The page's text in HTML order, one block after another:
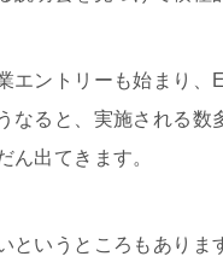
エントリーも始まり、
なると、実施される数
出てきます。
というところもありま